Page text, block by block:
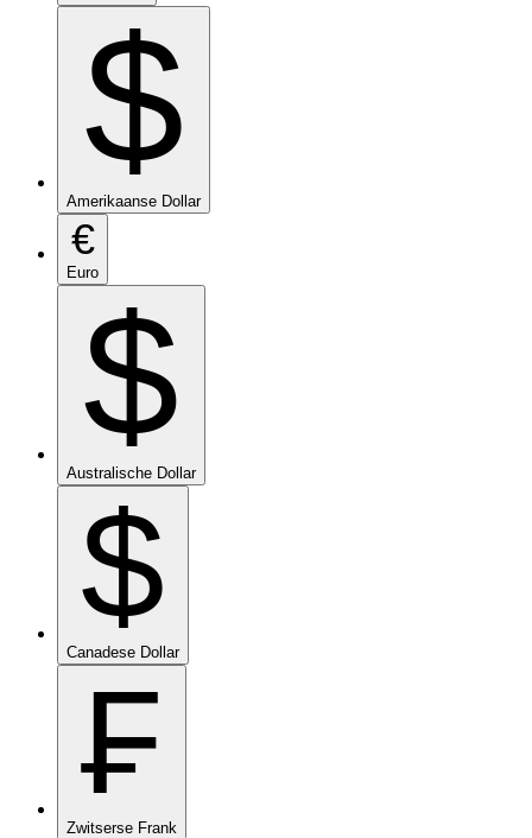
$
Amerikaanse Dollar
€
Euro
$
Australische Dollar
$
Canadese Dollar
₣
Zwitserse Frank